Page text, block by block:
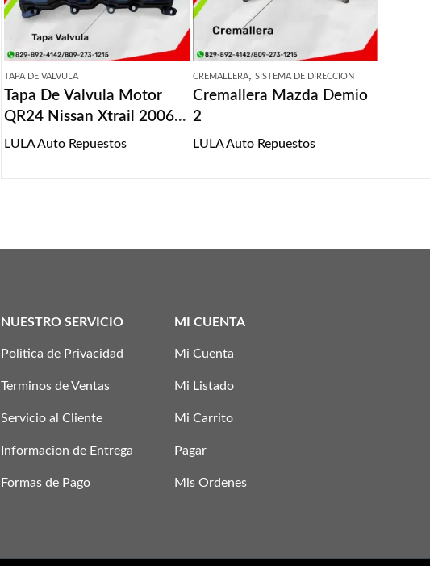
TAPA DE VALVULA
Tapa De Valvula Motor
QR24 Nissan Xtrail 2006-
2019
LULA Auto Repuestos
CREMALLERA, SISTEMA DE DIRECCION
Cremallera Mazda Demio
2
LULA Auto Repuestos
NUESTRO SERVICIO
Politica de Privacidad
Terminos de Ventas
Servicio al Cliente
Informacion de Entrega
Formas de Pago
MI CUENTA
Mi Cuenta
Mi Listado
Mi Carrito
Pagar
Mis Ordenes